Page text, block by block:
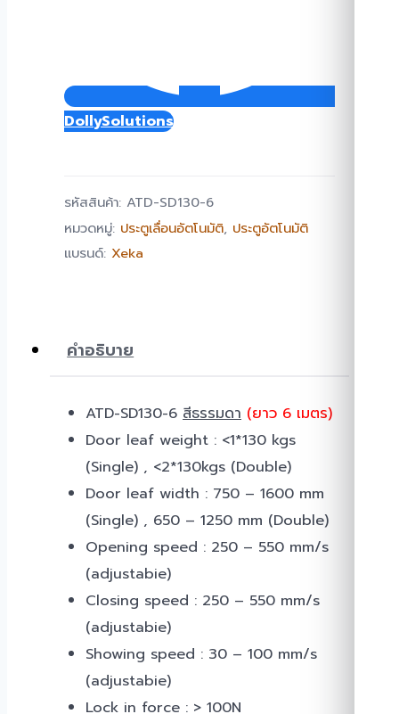
DollySolutions
รหัสสินค้า: ATD-SD130-6
หมวดหมู่: ประตูเลื่อนอัตโนมัติ, ประตูอัตโนมัติ
แบรนด์: Xeka
คำอธิบาย
ATD-SD130-6 สีธรรมดา (ยาว 6 เมตร)
Door leaf weight : <1*130 kgs
(Single) , <2*130kgs (Double)
Door leaf width : 750 – 1600 mm
(Single) , 650 – 1250 mm (Double)
Opening speed : 250 – 550 mm/s
(adjustabie)
Closing speed : 250 – 550 mm/s
(adjustabie)
Showing speed : 30 – 100 mm/s
(adjustabie)
Lock in force : > 100N